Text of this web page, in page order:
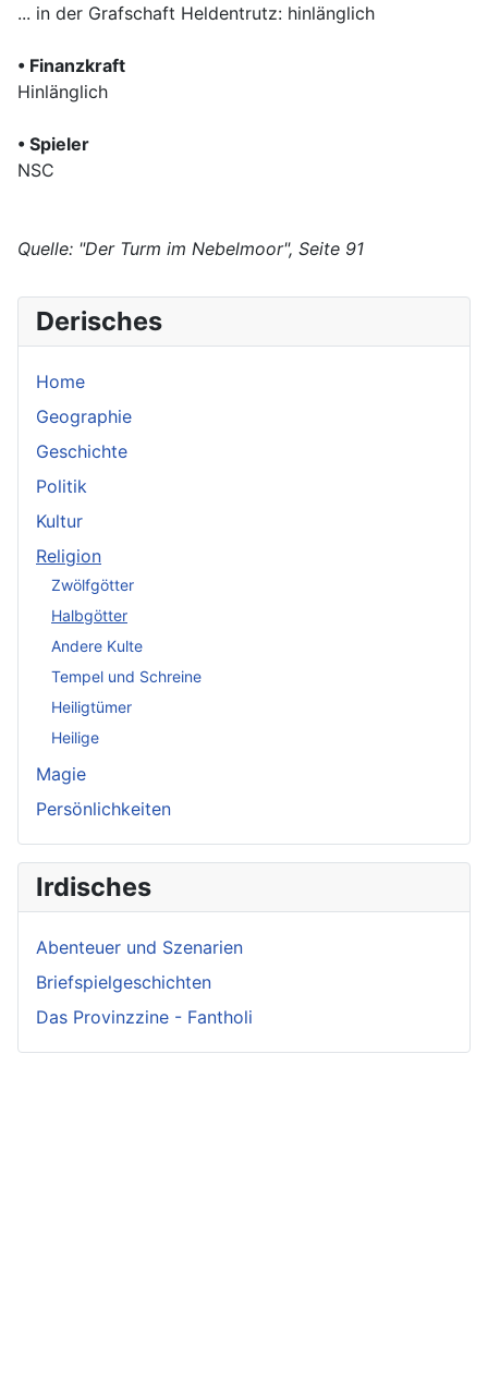
Derisches
Home
Geographie
Geschichte
Politik
Kultur
Religion
Zwölfgötter
Halbgötter
Andere Kulte
Tempel und Schreine
Heiligtümer
Heilige
Magie
Persönlichkeiten
Irdisches
Abenteuer und Szenarien
Briefspielgeschichten
Das Provinzzine - Fantholi
... in der Grafschaft Heldentrutz: hinlänglich
• Finanzkraft
Hinlänglich
• Spieler
NSC
Quelle: "Der Turm im Nebelmoor", Seite 91